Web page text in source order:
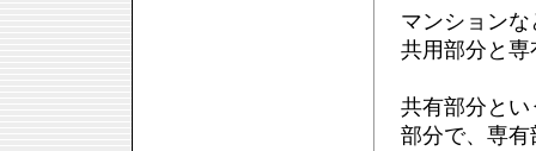
マンション
共用部分と
共有部分と
部分で、専